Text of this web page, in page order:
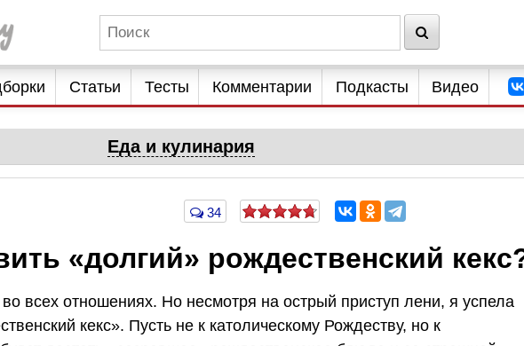
Статьи Тесты Комментарии Подкасты Видео
Еда и кулинария
34
«долгий» рождественский
всех отношениях. Но несмотря на острый приступ лени, я успела
кекс». Пусть не к католическому Рождеству, но к